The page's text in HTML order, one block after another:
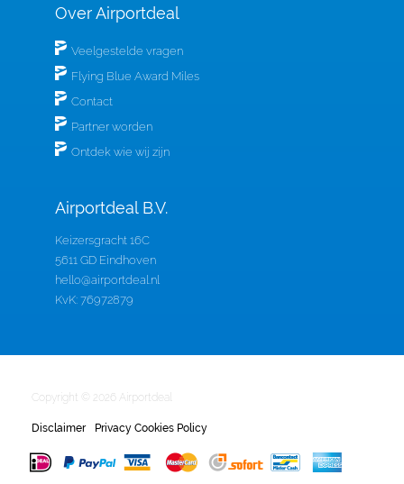
Over Airportdeal
Veelgestelde vragen
Flying Blue Award Miles
Contact
Partner worden
Ontdek wie wij zijn
Airportdeal B.V.
Keizersgracht 16C
5611 GD Eindhoven
hello@airportdeal.nl
KvK: 76972879
Copyright © 2026 Airportdeal
Disclaimer Privacy Cookies Policy